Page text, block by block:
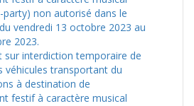
party) non autorisé dans le
vendredi 13 octobre 2023 au
2023.
sur interdiction temporaire de
véhicules transportant du
à destination de
festif à caractère musical